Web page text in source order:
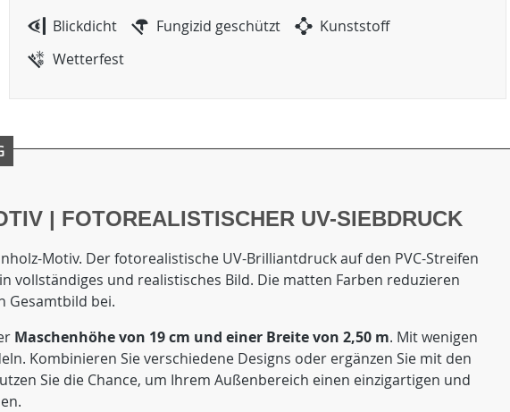
Blickdicht Fungizid geschützt
Kunststoff
Wetterfest
| FOTOREALISTISCHER UV-SIEBDRUCK
Motiv. Der fotorealistische UV-Brilliantdruck auf den PVC-Streifen
vollständiges und realistisches Bild. Die matten Farben reduzieren
Gesamtbild bei.
Maschenhöhe von 19 cm und einer Breite von 2,50 m. Mit wenigen
Kombinieren Sie verschiedene Designs oder ergänzen Sie mit den
Sie die Chance, um Ihrem Außenbereich einen einzigartigen und